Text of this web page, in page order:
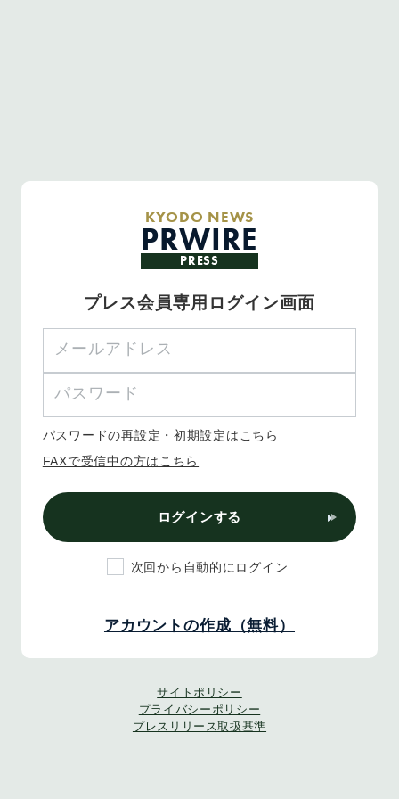
KYODO NEWS
PRWIRE
PRESS
プレス会員専用ログイン画面
パスワードの再設定・初期設定はこちら
FAXで受信中の方はこちら
ログインする
次回から自動的にログイン
アカウントの作成（無料）
サイトポリシー
プライバシーポリシー
プレスリリース取扱基準